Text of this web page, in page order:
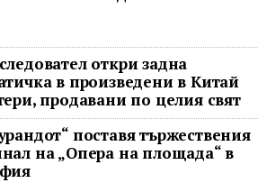
откри задна
в произведени в Китай
продавани по целия свят
поставя тържествения
на „Опера на площада“ в